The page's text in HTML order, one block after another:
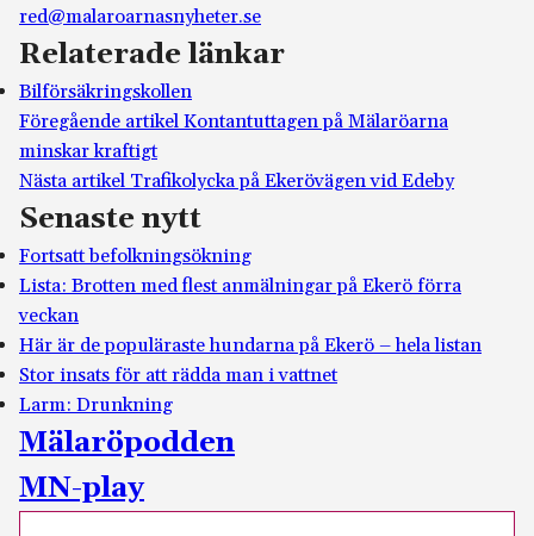
red@malaroarnasnyheter.se
Relaterade länkar
Bilförsäkringskollen
Föregående artikel Kontantuttagen på Mälaröarna
minskar kraftigt
Nästa artikel Trafikolycka på Ekerövägen vid Edeby
Senaste nytt
Fortsatt befolkningsökning
Lista: Brotten med flest anmälningar på Ekerö förra
veckan
Här är de populäraste hundarna på Ekerö – hela listan
Stor insats för att rädda man i vattnet
Larm: Drunkning
Mälaröpodden
MN-play